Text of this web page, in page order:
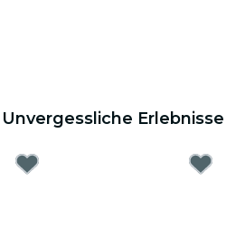
Erlebnisse